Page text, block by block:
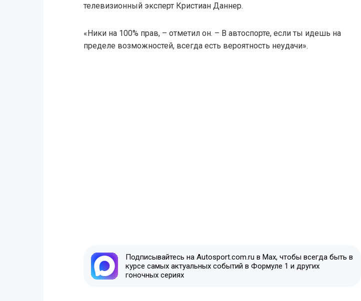
телевизионный эксперт Кристиан Даннер.
«Ники на 100% прав, – отметил он. – В автоспорте, если ты идешь на
пределе возможностей, всегда есть вероятность неудачи».
Подписывайтесь на Autosport.com.ru в Max, чтобы всегда быть в
курсе самых актуальных событий в Формуле 1 и других
гоночных сериях